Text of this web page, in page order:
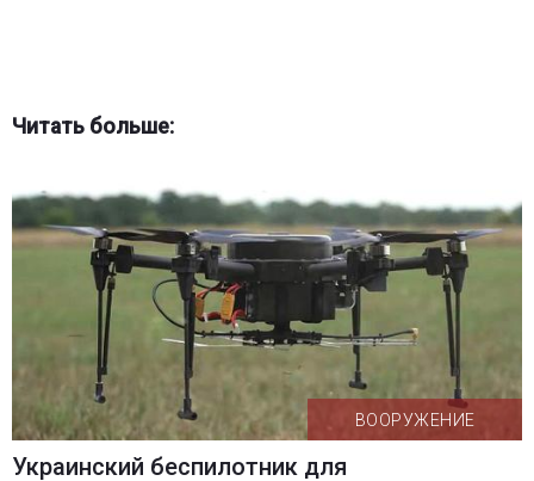
Читать больше:
ВООРУЖЕНИЕ
Украинский беспилотник для